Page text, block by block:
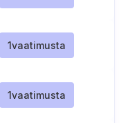
1vaatimusta
1vaatimusta